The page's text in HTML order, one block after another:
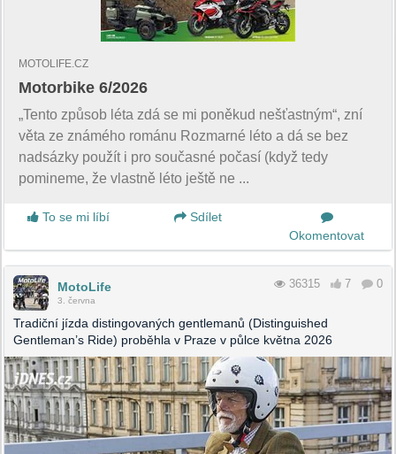
MOTOLIFE.CZ
Motorbike 6/2026
„Tento způsob léta zdá se mi poněkud nešťastným“, zní
věta ze známého románu Rozmarné léto a dá se bez
nadsázky použít i pro současné počasí (když tedy
pomineme, že vlastně léto ještě ne ...
To se mi líbí
Sdílet
Okomentovat
MotoLife
3. června
36315 7 0
Tradiční jízda distingovaných gentlemanů (Distinguished
Gentleman’s Ride) proběhla v Praze v půlce května 2026